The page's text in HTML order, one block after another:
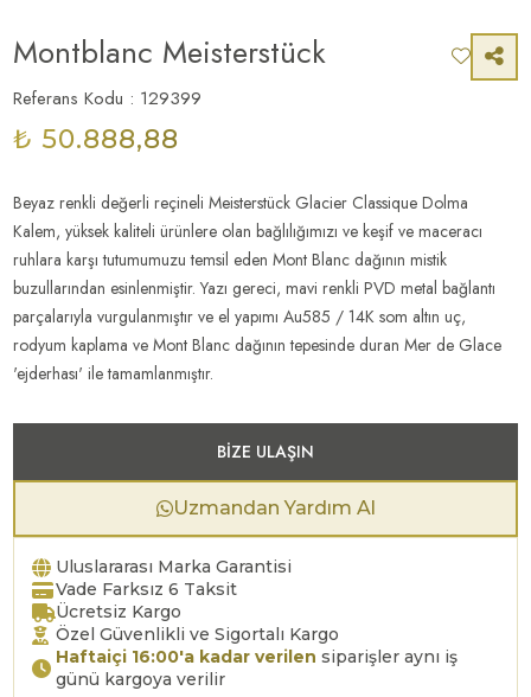
Montblanc Meisterstück
Referans Kodu : 129399
₺ 50.888,88
Beyaz renkli değerli reçineli Meisterstück Glacier Classique Dolma
Kalem, yüksek kaliteli ürünlere olan bağlılığımızı ve keşif ve maceracı
ruhlara karşı tutumumuzu temsil eden Mont Blanc dağının mistik
buzullarından esinlenmiştir. Yazı gereci, mavi renkli PVD metal bağlantı
parçalarıyla vurgulanmıştır ve el yapımı Au585 / 14K som altın uç,
rodyum kaplama ve Mont Blanc dağının tepesinde duran Mer de Glace
'ejderhası' ile tamamlanmıştır.
BIZE ULAŞIN
Uzmandan Yardım Al
Uluslararası Marka Garantisi
Vade Farksız 6 Taksit
Ücretsiz Kargo
Özel Güvenlikli ve Sigortalı Kargo
Haftaiçi 16:00'a kadar verilen siparişler aynı iş
günü kargoya verilir